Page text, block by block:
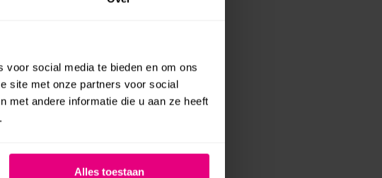
social media te bieden en om ons
site met onze partners voor social
met andere informatie die u aan ze heeft
Alles toestaan